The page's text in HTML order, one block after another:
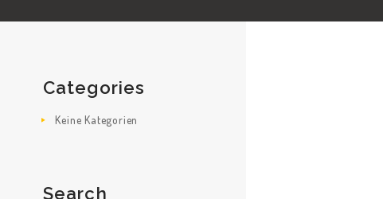
Categories
Keine Kategorien
Search